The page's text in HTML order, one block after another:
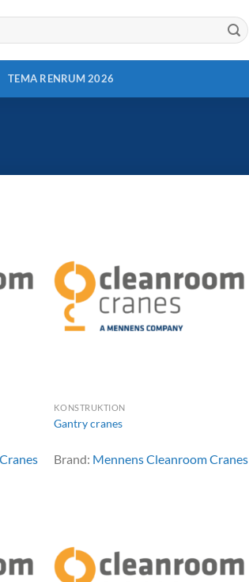
TEMA RENRUM 2026
KONSTRUKTION
Gantry cranes
Brand: Mennens Cleanroom Cranes